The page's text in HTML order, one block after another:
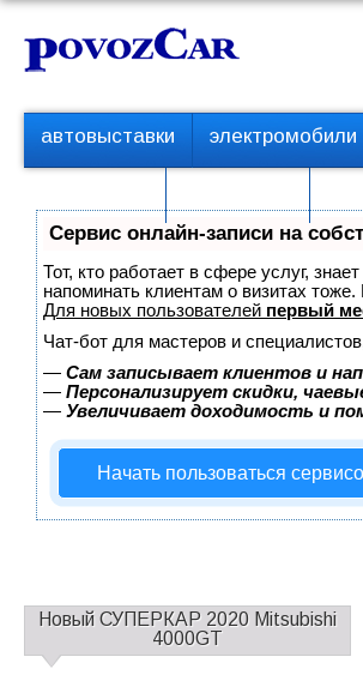
Перейти
контенту
р
о
е
м
е
ю
автовыставки электромобили
Сервис онлайн-записи на
Тот, кто работает в сфере услуг,
напоминать клиентам о визитах
Для новых пользователей первый
Чат-бот для мастеров и
— Сам записывает клиентов и
— Персонализирует скидки,
— Увеличивает доходимость и
Начать пользоваться
СНовый СУПЕРКАР 2020 Mitsubishi
4000GT